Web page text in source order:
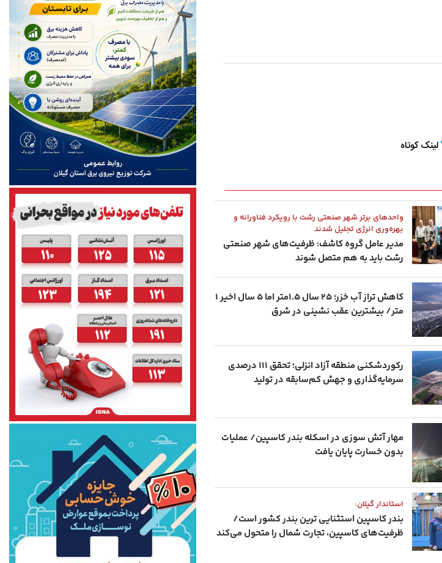
لینک کوتاه
واحدهای برتر شهر صنعتی رشت با رویکرد فناورانه و
بهره‌وری انرژی تجلیل شدند
مدیر عامل گروه کاشف: ظرفیت‌های شهر صنعتی
رشت باید به هم متصل شوند
کاهش تراز آب خزر؛ ۲۵ سال ۱.۵متر اما ۵ سال اخیر ۱
متر/ بیشترین عقب نشینی در شرق
رکوردشکنی منطقه آزاد انزلی؛ تحقق ۱۱۱ درصدی
سرمایه‌گذاری و جهش کم‌سابقه در تولید
مهار آتش سوزی در اسکله بندر کاسپین/ عملیات
بدون خسارت پایان یافت
استاندار گیلان:
بندر کاسپین استثنایی ترین بندر کشور است/
ظرفیت‌های کاسپین، تجارت شمال را متحول می‌کند